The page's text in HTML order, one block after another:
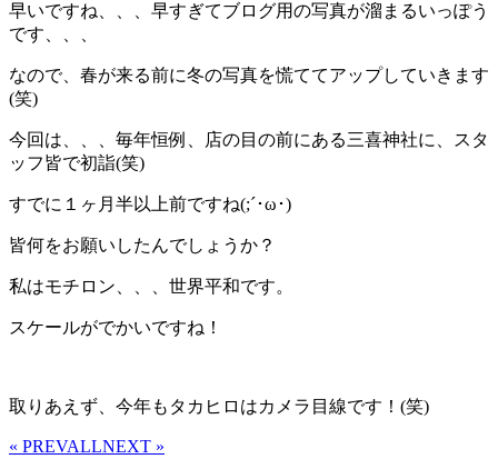
早いですね、、、早すぎてブログ用の写真が溜まるいっぽう
です、、、
なので、春が来る前に冬の写真を慌ててアップしていきます
(笑)
今回は、、、毎年恒例、店の目の前にある三喜神社に、スタ
ッフ皆で初詣(笑)
すでに１ヶ月半以上前ですね(;´･ω･)
皆何をお願いしたんでしょうか？
私はモチロン、、、世界平和です。
スケールがでかいですね！
取りあえず、今年もタカヒロはカメラ目線です！(笑)
« PREVALLNEXT »